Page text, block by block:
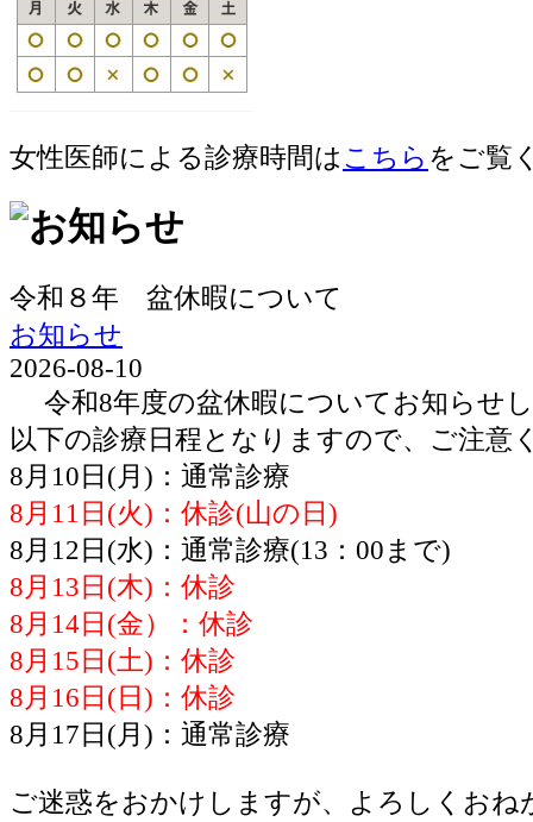
女性医師による診療時間は こちら をご覧
令和８年 盆休暇について
お知らせ
2026-08-10
令和8年度の盆休暇についてお知らせ
以下の診療日程となりますので、ご注意
8月10日(月)：通常診療
8月11日(火)：休診(山の日)
8月12日(水)：通常診療(13：00まで)
8月13日(木)：休診
8月14日(金）：休診
8月15日(土)：休診
8月16日(日)：休診
8月17日(月)：通常診療
ご迷惑をおかけしますが、よろしくおね